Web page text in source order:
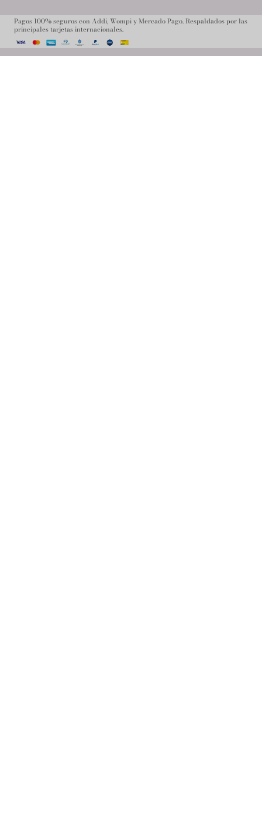
Pagos 100% seguros con Addi, Wompi y Mercado Pago. Respaldados por las
principales tarjetas internacionales.